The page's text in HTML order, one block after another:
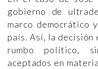
gobierno de
marco democrático
país. Así, la decisión
rumbo político,
aceptados en